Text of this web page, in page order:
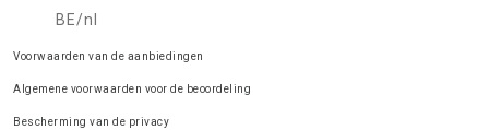
BE/nl
Voorwaarden van de aanbiedingen
Algemene voorwaarden voor de beoordeling
Bescherming van de privacy